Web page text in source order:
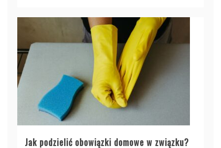
Jak podzielić obowiązki domowe w związku?